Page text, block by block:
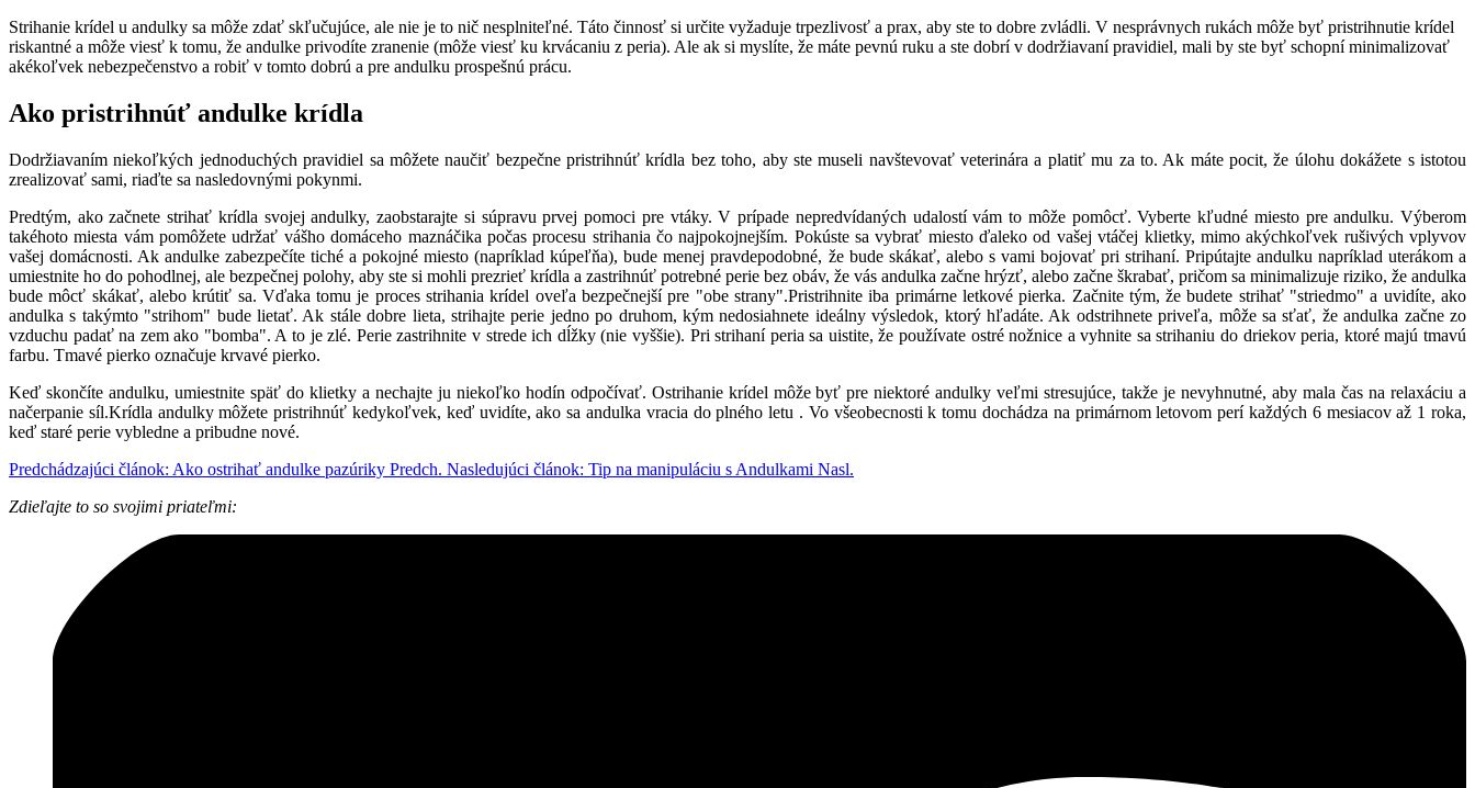
Strihanie krídel u andulky sa môže zdať skľučujúce, ale nie je to nič nesplniteľné. Táto činnosť si určite vyžaduje trpezlivosť a prax, aby ste to dobre zvládli. V nesprávnych rukách môže byť pristrihnutie krídel
riskantné a môže viesť k tomu, že andulke privodíte zranenie (môže viesť ku krvácaniu z peria). Ale ak si myslíte, že máte pevnú ruku a ste dobrí v dodržiavaní pravidiel, mali by ste byť schopní minimalizovať
akékoľvek nebezpečenstvo a robiť v tomto dobrú a pre andulku prospešnú prácu.
Ako pristrihnúť andulke krídla
Dodržiavaním niekoľkých jednoduchých pravidiel sa môžete naučiť bezpečne pristrihnúť krídla bez toho, aby ste museli navštevovať veterinára a platiť mu za to. Ak máte pocit, že úlohu dokážete s istotou
zrealizovať sami, riaďte sa nasledovnými pokynmi.
Predtým, ako začnete strihať krídla svojej andulky, zaobstarajte si súpravu prvej pomoci pre vtáky. V prípade nepredvídaných udalostí vám to môže pomôcť. Vyberte kľudné miesto pre andulku. Výberom
takéhoto miesta vám pomôžete udržať vášho domáceho maznáčika počas procesu strihania čo najpokojnejším. Pokúste sa vybrať miesto ďaleko od vašej vtáčej klietky, mimo akýchkoľvek rušivých vplyvov
vašej domácnosti. Ak andulke zabezpečíte tiché a pokojné miesto (napríklad kúpeľňa), bude menej pravdepodobné, že bude skákať, alebo s vami bojovať pri strihaní. Pripútajte andulku napríklad uterákom a
umiestnite ho do pohodlnej, ale bezpečnej polohy, aby ste si mohli prezrieť krídla a zastrihnúť potrebné perie bez obáv, že vás andulka začne hrýzť, alebo začne škrabať, pričom sa minimalizuje riziko, že andulka
bude môcť skákať, alebo krútiť sa. Vďaka tomu je proces strihania krídel oveľa bezpečnejší pre "obe strany".Pristrihnite iba primárne letkové pierka. Začnite tým, že budete strihať "striedmo" a uvidíte, ako
andulka s takýmto "strihom" bude lietať. Ak stále dobre lieta, strihajte perie jedno po druhom, kým nedosiahnete ideálny výsledok, ktorý hľadáte. Ak odstrihnete priveľa, môže sa sťať, že andulka začne zo
vzduchu padať na zem ako "bomba". A to je zlé. Perie zastrihnite v strede ich dĺžky (nie vyššie). Pri strihaní peria sa uistite, že používate ostré nožnice a vyhnite sa strihaniu do driekov peria, ktoré majú tmavú
farbu. Tmavé pierko označuje krvavé pierko.
Keď skončíte andulku, umiestnite späť do klietky a nechajte ju niekoľko hodín odpočívať. Ostrihanie krídel môže byť pre niektoré andulky veľmi stresujúce, takže je nevyhnutné, aby mala čas na relaxáciu a
načerpanie síl.Krídla andulky môžete pristrihnúť kedykoľvek, keď uvidíte, ako sa andulka vracia do plného letu . Vo všeobecnosti k tomu dochádza na primárnom letovom perí každých 6 mesiacov až 1 roka,
keď staré perie vybledne a pribudne nové.
Predchádzajúci článok: Ako ostrihať andulke pazúriky Predch. Nasledujúci článok: Tip na manipuláciu s Andulkami Nasl.
Zdieľajte to so svojimi priateľmi: